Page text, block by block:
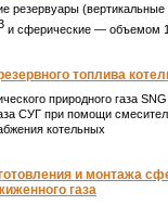
резервуары (вертикальные
и сферические ― объемом
топлива
природного газа
СУГ при помощи
котельных
и монтажа
газа